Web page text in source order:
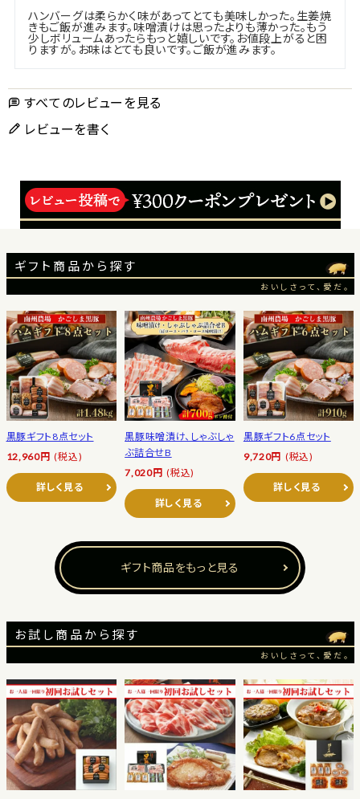
ハンバーグは柔らかく味があってとても美味しかった。生姜焼
きもご飯が進みます。味噌漬けは思ったよりも薄かった。もう
少しボリュームあったらもっと嬉しいです。お値段上がると困
りますが。お味はとても良いです。ご飯が進みます。
すべてのレビューを見る
レビューを書く
ギフト商品から探す
おいしさって、愛だ。
黒豚ギフト8点セット
12,960円 (税込)
詳しく見る
黒豚味噌漬け、しゃぶしゃ
ぶ詰合せB
7,020円 (税込)
詳しく見る
黒豚ギフト6点セット
9,720円 (税込)
詳しく見る
ギフト商品をもっと見る
お試し商品から探す
おいしさって、愛だ。